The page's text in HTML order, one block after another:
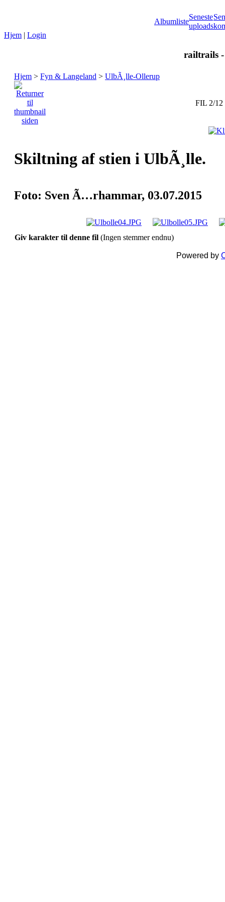
Albumliste
Seneste
uploads
Hjem | Login
railtrails
Hjem > Fyn & Langeland > UlbÃ¸lle-Ollerup
FIL 2/12
Skiltning af stien i UlbÃ¸lle.
Foto: Sven Ã…rhammar, 03.07.2015
Giv karakter til denne fil (Ingen stemmer endnu)
Powered by